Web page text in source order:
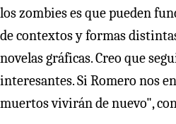
los zombies es que pueden
de contextos y formas
novelas gráficas. Creo que
interesantes. Si Romero nos
muertos vivirán de nuevo",